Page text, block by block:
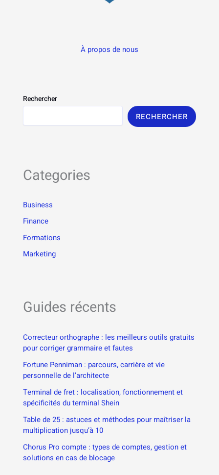
À propos de nous
Rechercher
RECHERCHER
Categories
Business
Finance
Formations
Marketing
Guides récents
Correcteur orthographe : les meilleurs outils gratuits
pour corriger grammaire et fautes
Fortune Penniman : parcours, carrière et vie
personnelle de l’architecte
Terminal de fret : localisation, fonctionnement et
spécificités du terminal Shein
Table de 25 : astuces et méthodes pour maîtriser la
multiplication jusqu’à 10
Chorus Pro compte : types de comptes, gestion et
solutions en cas de blocage